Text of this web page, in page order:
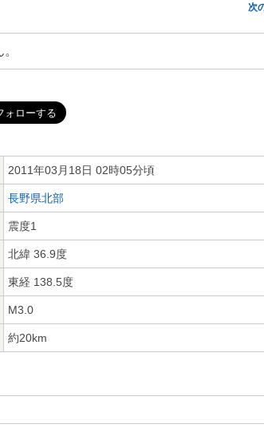
次
2011年03月18日 02時05分頃
長野県北部
震度1
北緯 36.9度
東経 138.5度
M3.0
約20km